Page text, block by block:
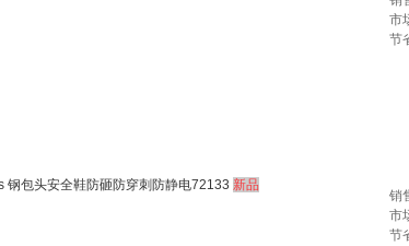
市
节
销
市
节
钢包头安全鞋防砸防穿刺防静电72133 新品